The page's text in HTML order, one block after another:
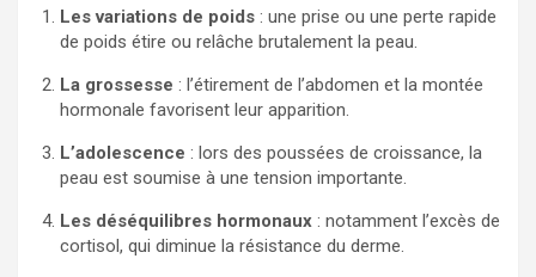
Les variations de poids : une prise ou une perte rapide
de poids étire ou relâche brutalement la peau.
La grossesse : l’étirement de l’abdomen et la montée
hormonale favorisent leur apparition.
L’adolescence : lors des poussées de croissance, la
peau est soumise à une tension importante.
Les déséquilibres hormonaux : notamment l’excès de
cortisol, qui diminue la résistance du derme.